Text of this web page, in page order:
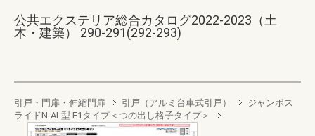
公共エクステリア総合カタログ2022-2023（土
木・建築） 290-291(292-293)
引戸・門扉・伸縮門扉 引戸（アルミ台車式引戸）
ジャンボス
ライドN-AL型 E1タイプ＜つの出し格子タイプ＞